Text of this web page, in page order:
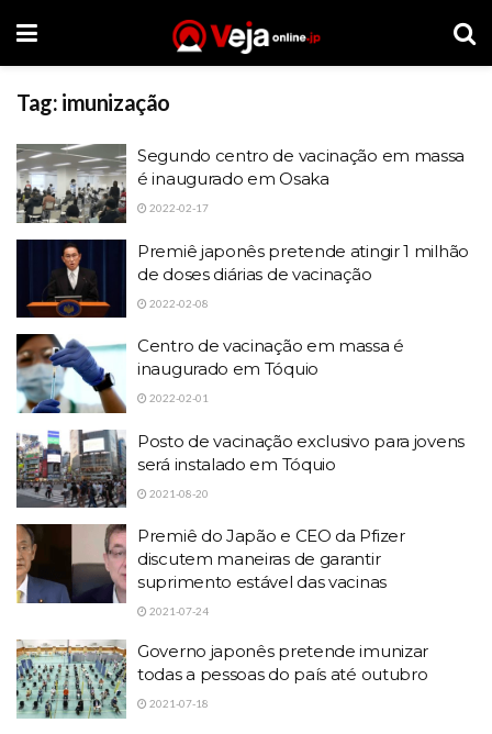
Tag: imunização
Segundo centro de vacinação em massa
é inaugurado em Osaka
2022-02-17
Premiê japonês pretende atingir 1 milhão
de doses diárias de vacinação
2022-02-08
Centro de vacinação em massa é
inaugurado em Tóquio
2022-02-01
Posto de vacinação exclusivo para jovens
será instalado em Tóquio
2021-08-20
Premiê do Japão e CEO da Pfizer
discutem maneiras de garantir
suprimento estável das vacinas
2021-07-24
Governo japonês pretende imunizar
todas a pessoas do país até outubro
2021-07-18